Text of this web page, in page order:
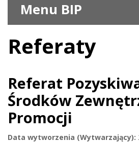
Menu BIP
Referaty
Referat
Środków
Promocji
Data wytworzenia (Wytwarzający):